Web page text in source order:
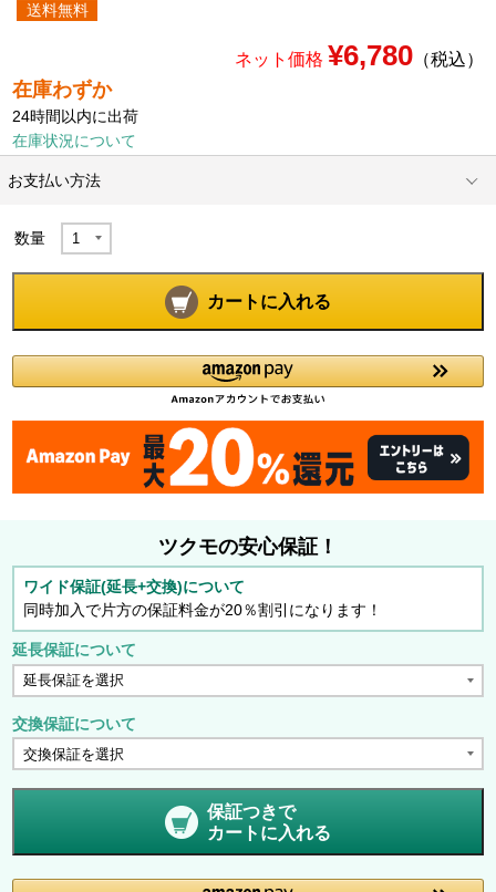
送料無料
ネット価格 ¥6,780（税込）
在庫わずか
24時間以内に出荷
在庫状況について
お支払い方法
数量
カートに入れる
ツクモの安心保証！
ワイド保証(延長+交換)について
同時加入で片方の保証料金が20％割引になります！
延長保証について
交換保証について
保証つきで
カートに入れる